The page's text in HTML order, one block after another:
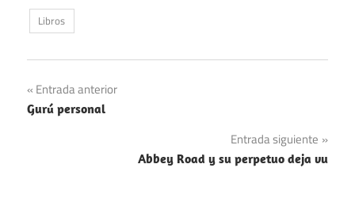
Libros
Navegación
de
Entrada anterior
Gurú personal
Entrada siguiente
Abbey Road y su perpetuo deja vu